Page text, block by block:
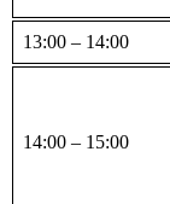
13:00 – 14:00
14:00 – 15:00